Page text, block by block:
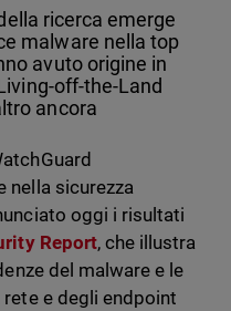
ricerca emerge
malware nella top
avuto origine in
off-the-Land
ancora
nella sicurezza
oggi i risultati
Report, che illustra
del malware e le
e degli endpoint